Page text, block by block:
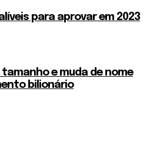
para aprovar em 2023
e muda de nome
bilionário